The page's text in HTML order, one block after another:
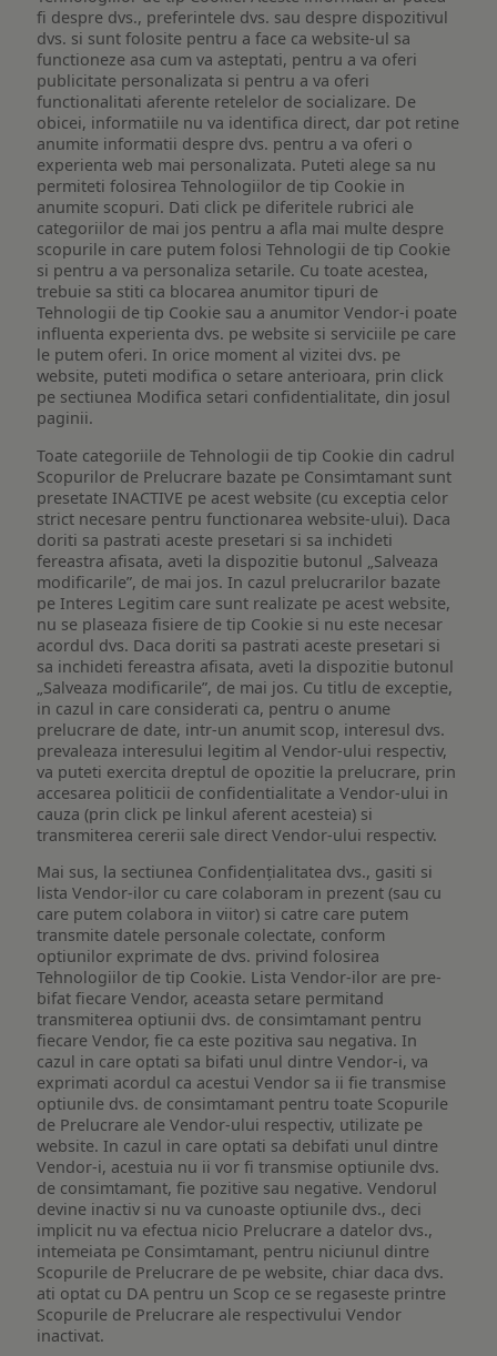
fi despre dvs., preferintele dvs. sau despre dispozitivul
dvs. si sunt folosite pentru a face ca website-ul sa
functioneze asa cum va asteptati, pentru a va oferi
publicitate personalizata si pentru a va oferi
functionalitati aferente retelelor de socializare. De
obicei, informatiile nu va identifica direct, dar pot retine
anumite informatii despre dvs. pentru a va oferi o
experienta web mai personalizata. Puteti alege sa nu
permiteti folosirea Tehnologiilor de tip Cookie in
anumite scopuri. Dati click pe diferitele rubrici ale
categoriilor de mai jos pentru a afla mai multe despre
scopurile in care putem folosi Tehnologii de tip Cookie
si pentru a va personaliza setarile. Cu toate acestea,
trebuie sa stiti ca blocarea anumitor tipuri de
Tehnologii de tip Cookie sau a anumitor Vendor-i poate
influenta experienta dvs. pe website si serviciile pe care
le putem oferi. In orice moment al vizitei dvs. pe
website, puteti modifica o setare anterioara, prin click
pe sectiunea Modifica setari confidentialitate, din josul
paginii.
Toate categoriile de Tehnologii de tip Cookie din cadrul
Scopurilor de Prelucrare bazate pe Consimtamant sunt
presetate INACTIVE pe acest website (cu exceptia celor
strict necesare pentru functionarea website-ului). Daca
doriti sa pastrati aceste presetari si sa inchideti
fereastra afisata, aveti la dispozitie butonul „Salveaza
modificarile”, de mai jos. In cazul prelucrarilor bazate
pe Interes Legitim care sunt realizate pe acest website,
nu se plaseaza fisiere de tip Cookie si nu este necesar
acordul dvs. Daca doriti sa pastrati aceste presetari si
sa inchideti fereastra afisata, aveti la dispozitie butonul
„Salveaza modificarile”, de mai jos. Cu titlu de exceptie,
in cazul in care considerati ca, pentru o anume
prelucrare de date, intr-un anumit scop, interesul dvs.
prevaleaza interesului legitim al Vendor-ului respectiv,
va puteti exercita dreptul de opozitie la prelucrare, prin
accesarea politicii de confidentialitate a Vendor-ului in
cauza (prin click pe linkul aferent acesteia) si
transmiterea cererii sale direct Vendor-ului respectiv.
Mai sus, la sectiunea Confidențialitatea dvs., gasiti si
lista Vendor-ilor cu care colaboram in prezent (sau cu
care putem colabora in viitor) si catre care putem
transmite datele personale colectate, conform
optiunilor exprimate de dvs. privind folosirea
Tehnologiilor de tip Cookie. Lista Vendor-ilor are pre-
bifat fiecare Vendor, aceasta setare permitand
transmiterea optiunii dvs. de consimtamant pentru
fiecare Vendor, fie ca este pozitiva sau negativa. In
cazul in care optati sa bifati unul dintre Vendor-i, va
exprimati acordul ca acestui Vendor sa ii fie transmise
optiunile dvs. de consimtamant pentru toate Scopurile
de Prelucrare ale Vendor-ului respectiv, utilizate pe
website. In cazul in care optati sa debifati unul dintre
Vendor-i, acestuia nu ii vor fi transmise optiunile dvs.
de consimtamant, fie pozitive sau negative. Vendorul
devine inactiv si nu va cunoaste optiunile dvs., deci
implicit nu va efectua nicio Prelucrare a datelor dvs.,
intemeiata pe Consimtamant, pentru niciunul dintre
Scopurile de Prelucrare de pe website, chiar daca dvs.
ati optat cu DA pentru un Scop ce se regaseste printre
Scopurile de Prelucrare ale respectivului Vendor
inactivat.